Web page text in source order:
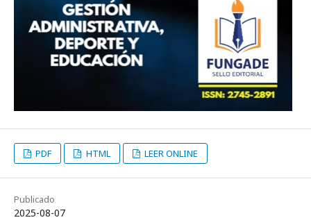
PDF HTML LEER ONLINE
Publicado
2025-08-07